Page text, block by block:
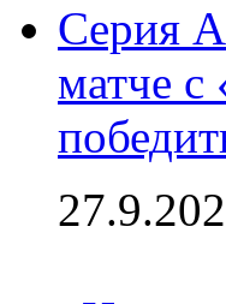
Серия
матче с